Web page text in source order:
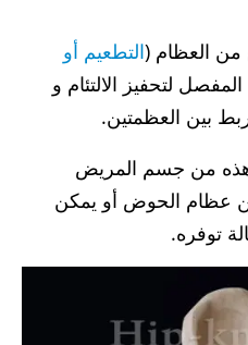
من العظام (التطعيم أو
لتحفيز الالتئام و
بين العظمتين.
هذه من جسم المريض
من عظام الحوض أو يمكن
توفره.